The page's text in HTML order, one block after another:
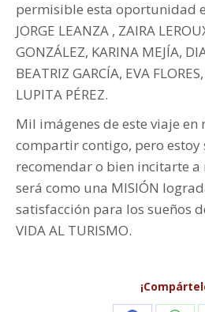
permisible esta oportunidad
JORGE LEANZA , ZAIRA
GONZÁLEZ, KARINA MEJÍA,
BEATRIZ GARCÍA, EVA
LUPITA PÉREZ.
Mil imágenes de este viaje
compartir contigo, pero estoy
recomendar o bien incitarte a
será como una MISIÓN
satisfacción para los sueños
VIDA AL TURISMO.